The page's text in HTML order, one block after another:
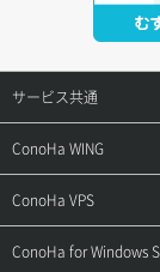
サービス共通
サポートトップ
ご契約・お支払い
ConoHa WING
サポートトップ
ご利用ガイド
ConoHa VPS
サポートトップ
ConoHa for Windows